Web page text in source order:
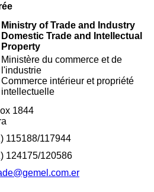
Ministry of Trade and Industry
Domestic Trade and Intellectual
Property
Ministère du commerce et de
l'industrie
Commerce intérieur et propriété
intellectuelle
1844
115188/117944
124175/120586